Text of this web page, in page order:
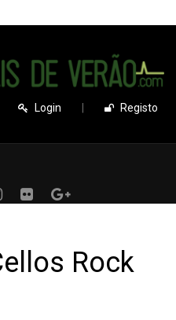
Login Registo
Rock